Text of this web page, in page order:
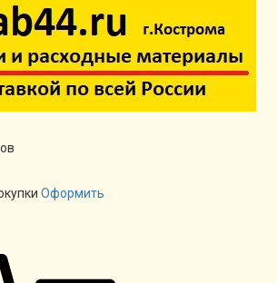
Оформить